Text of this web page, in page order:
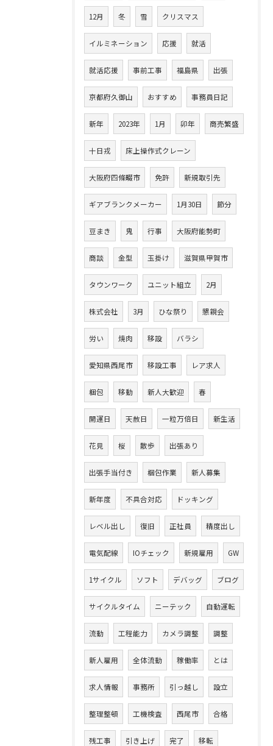
12月 冬 雪 クリスマス
イルミネーション 応援 就活
就活応援 事前工事 福島県 出張
京都府久御山 おすすめ 事務員日記
新年 2023年 1月 卯年 商売繁盛
十日戎 床上操作式クレーン
大阪府四條畷市 免許 新規取引先
ギアブランクメーカー 1月30日 節分
豆まき 鬼 行事 大阪府能勢町
商談 金型 玉掛け 滋賀県甲賀市
タウンワーク ユニット組立 2月
株式会社 3月 ひな祭り 懇親会
労い 焼肉 移設 バラシ
愛知県西尾市 移設工事 レア求人
梱包 移動 新人大歓迎 春
開運日 天赦日 一粒万倍日 新生活
花見 桜 散歩 出張あり
出張手当付き 梱包作業 新人募集
新年度 不具合対応 ドッキング
レベル出し 復旧 正社員 精度出し
電気配線 IOチェック 新規雇用 GW
1サイクル ソフト デバッグ ブログ
サイクルタイム ニーテック 自動運転
流動 工程能力 カメラ調整 調整
新人雇用 全体流動 稼働率 とは
求人情報 事務所 引っ越し 設立
整理整頓 工機検査 西尾市 合格
残工事 引き上げ 完了 移転